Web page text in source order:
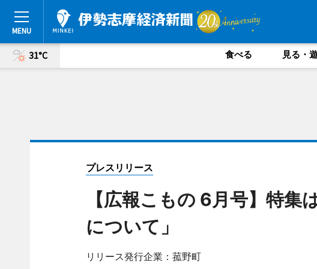
31°C 食べる 見る・
プレスリリース
【広報こもの 6月号】特集
について」
リリース発行企業：菰野町